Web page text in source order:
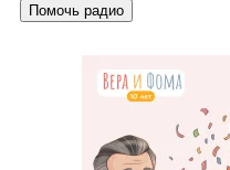
Помочь радио